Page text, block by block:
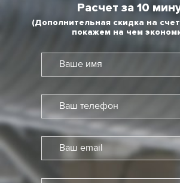
Расчет за 10
(Дополнительная скидка на
покажем на чем
Ваше имя
Ваш телефон
Ваш email